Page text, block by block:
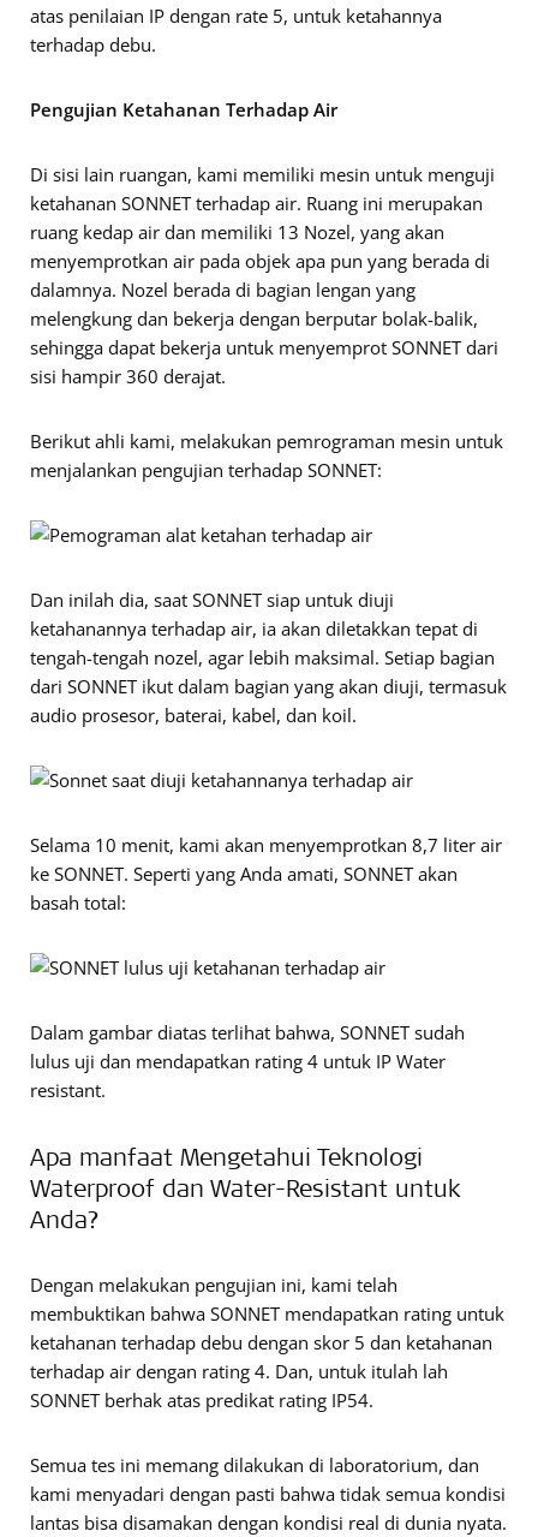
atas penilaian IP dengan rate 5, untuk ketahannya
terhadap debu.
Pengujian Ketahanan Terhadap Air
Di sisi lain ruangan, kami memiliki mesin untuk menguji
ketahanan SONNET terhadap air. Ruang ini merupakan
ruang kedap air dan memiliki 13 Nozel, yang akan
menyemprotkan air pada objek apa pun yang berada di
dalamnya. Nozel berada di bagian lengan yang
melengkung dan bekerja dengan berputar bolak-balik,
sehingga dapat bekerja untuk menyemprot SONNET dari
sisi hampir 360 derajat.
Berikut ahli kami, melakukan pemrograman mesin untuk
menjalankan pengujian terhadap SONNET:
Dan inilah dia, saat SONNET siap untuk diuji
ketahanannya terhadap air, ia akan diletakkan tepat di
tengah-tengah nozel, agar lebih maksimal. Setiap bagian
dari SONNET ikut dalam bagian yang akan diuji, termasuk
audio prosesor, baterai, kabel, dan koil.
Selama 10 menit, kami akan menyemprotkan 8,7 liter air
ke SONNET. Seperti yang Anda amati, SONNET akan
basah total:
Dalam gambar diatas terlihat bahwa, SONNET sudah
lulus uji dan mendapatkan rating 4 untuk IP Water
resistant.
Apa manfaat Mengetahui Teknologi
Waterproof dan Water-Resistant untuk
Anda?
Dengan melakukan pengujian ini, kami telah
membuktikan bahwa SONNET mendapatkan rating untuk
ketahanan terhadap debu dengan skor 5 dan ketahanan
terhadap air dengan rating 4. Dan, untuk itulah lah
SONNET berhak atas predikat rating IP54.
Semua tes ini memang dilakukan di laboratorium, dan
kami menyadari dengan pasti bahwa tidak semua kondisi
lantas bisa disamakan dengan kondisi real di dunia nyata.